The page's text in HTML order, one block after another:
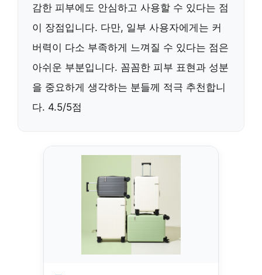
감한 피부에도 안심하고 사용할 수 있다는 점
이 장점입니다. 다만, 일부 사용자에게는 커
버력이 다소 부족하게 느껴질 수 있다는 점은
아쉬운 부분입니다. 꼼꼼한 피부 표현과 성분
을 중요하게 생각하는 분들께 적극 추천합니
다. 4.5/5점